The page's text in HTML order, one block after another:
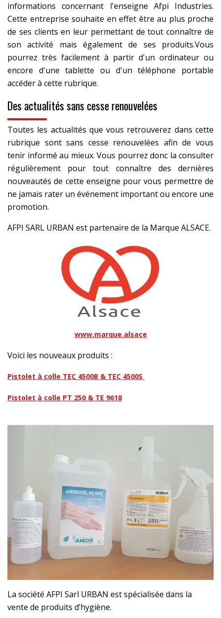
informations concernant l'enseigne Afpi Industries.
Cette entreprise souhaite en effet être au plus proche
de ses clients en leur permettant de tout connaître de
son activité mais également de ses produits.Vous
pourrez très facilement à partir d'un ordinateur ou
encore d'une tablette ou d'un téléphone portable
accéder à cette rubrique.
Des actualités sans cesse renouvelées
Toutes les actualités que vous retrouverez dans cette
rubrique sont sans cesse renouvelées afin de vous
tenir informé au mieux. Vous pourrez donc la consulter
régulièrement pour tout connaître des dernières
nouveautés de cette enseigne pour vous permettre de
ne jamais rater un événement important ou encore une
promotion.
AFPI SARL URBAN est partenaire de la Marque ALSACE.
www.marque.alsace
Voici les nouveaux produits :
Pistolet à colle TEC 4500B & TEC 4500S
Pistolet à colle PT 250 & TE 9618
La société AFPI Sarl URBAN est spécialisée dans la
vente de produits d’hygiène.